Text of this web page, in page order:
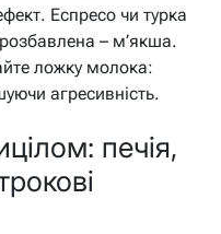
Еспресо чи турка
– м’якша.
ложку молока:
агресивність.
печія,